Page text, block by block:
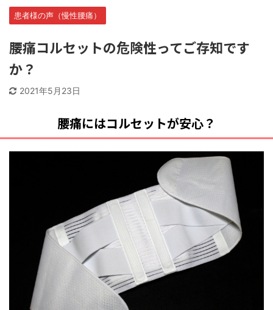
患者様の声（慢性腰痛）
腰痛コルセットの危険性ってご存知です
か？
2021年5月23日
腰痛にはコルセットが安心？